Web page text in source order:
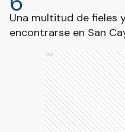
Una multitud de fieles
encontrarse en San
Ads